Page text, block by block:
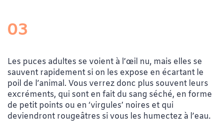
03
Les puces adultes se voient à l’œil nu, mais elles se
sauvent rapidement si on les expose en écartant le
poil de l’animal. Vous verrez donc plus souvent leurs
excréments, qui sont en fait du sang séché, en forme
de petit points ou en ‘virgules’ noires et qui
deviendront rougeâtres si vous les humectez à l’eau.